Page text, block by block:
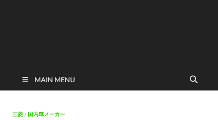
MAIN MENU
三菱 / 国内車メーカー